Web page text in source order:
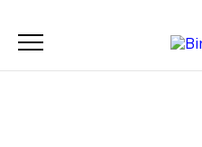
Meny